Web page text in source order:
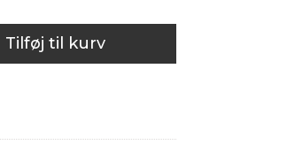
Tilføj til kurv